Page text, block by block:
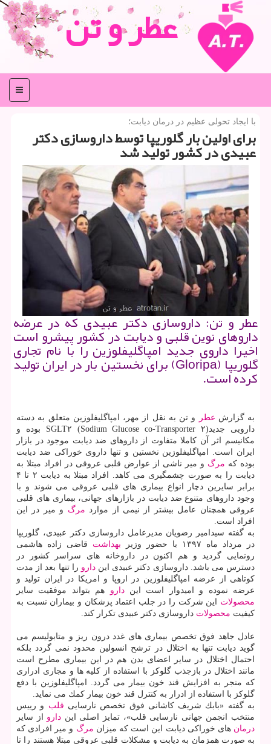
عطر و تن
منو
با ایجاد تحولی عظیم در درمان دیابت؛
برای اولین بار گلوریپا توسط داروسازی دكتر
عبیدی در كشور تولید شد
عطر و تن: داروسازی دكتر عبیدی كه در عرضه
داروهای نوین قلبی و دیابت در كشور پیشرو است
اخیرا داروی جدید امپاگلیفلوزین را با نام تجاری
گلوریپا (Gloripa) برای نخستین بار در ایران تولید
كرده است.
به گزارش عطر
و تن به نقل از مهر، امپاگلیفلوزین متعلق به دسته
دارویی جدیدSGLT۲ (Sodium Glucose co-Transporter ۲) بوده و
مكانیسم اثر آن كاملا متفاوت از داروهای ضد دیابت موجود در بازار
ایران است. امپاگلیفلوزین نخستین و تنها داروی خوراكی ضد دیابت
بوده كه مرگ و میر ناشی از عوارض قلبی عروقی در افراد مبتلا به
دیابت را به صورت چشمگیری می كاهد. افراد مبتلا به دیابت ۲ تا ۴
برابر سایرین دچار انواع بیماری های قلبی عروقی می شوند و با
وجود داروهای متنوع ضد دیابت در بازارهای جهانی، بیماری های قلبی
عروقی همچنان عامل بیشتر از نیمی از موارد مرگ و میر در این
افراد است.
به گفته سیدامیر رضویان مدیرعامل داروسازی دكتر عبیدی، گلوریپا
در مرداد ماه ۱۳۹۷ با حضور وزیر
بهداشت قاضی زاده هاشمی
رونمایی گردید و هم اكنون در داروخانه های سراسر كشور در
دسترس می باشد. داروسازی دكتر عبیدی ایندارو را تنها بعد از مدت
كوتاهی از عرضه امپاگلیفلوزین در اروپا و امریكا در ایران تولید و
عرضه نموده و امیدوار است ایندارو هم بتواند موفقیت سایر
محصولات این شركت را در جلب اعتماد پزشكان و بیماران نسبت به
كیفیت محصولات داروسازی دكتر عبیدی تكرار كند.
عادل جاهد فوق تخصص بیماری های غدد درون ریز و متابولیسم می
گوید دیابت تنها به اختلال در ترشح انسولین محدود نمی گردد بلكه
احتمال اختلال در سایر اعضای بدن هم در این بیماری مطرح است
مانند اختلال در بازجذب گلوكز با استفاده از كلیه ها و مجاری ادراری
كه منجر به افزایش قند خون بیمار می گردد. امپاگلیفلوزین با دفع
گلوكز با استفاده از ادرار به كنترل قند خون بیمار كمك می نماید.
به گفته «بابك شریف كاشانی فوق تخصص نارسایی قلب و رییس
منتخب انجمن جهانی نارسایی قلب»، تمایز اصلی این دارو از سایر
درمان های خوراكی دیابت این است كه میزان مرگ و میر افرادی كه
به صورت همزمان به دیابت و مشكلات قلبی عروقی مبتلا هستند را تا